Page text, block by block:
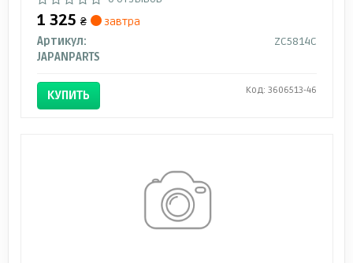
1 325 ₴
завтра
Артикул:
ZC5814C
JAPANPARTS
КУПИТЬ Код: 3606513-46